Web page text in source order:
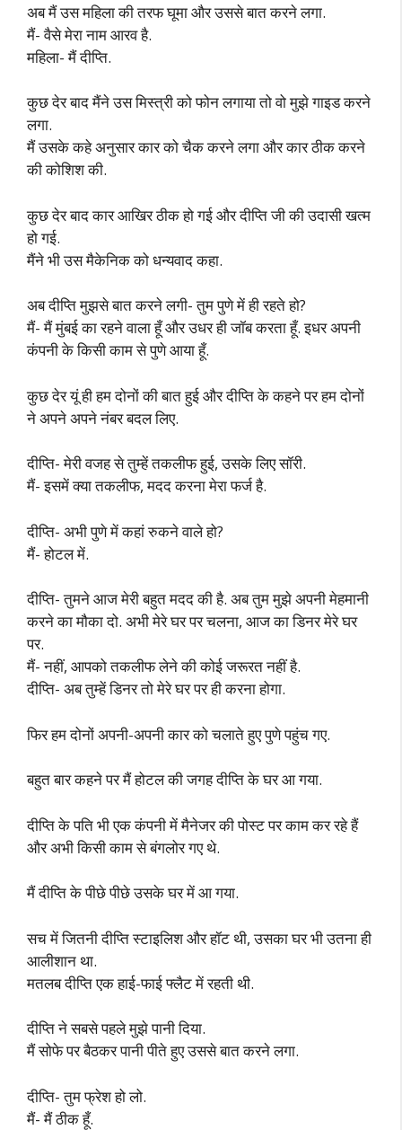
अब मैं उस महिला की तरफ घूमा और उससे बात करने लगा.
मैं- वैसे मेरा नाम आरव है.
महिला- मैं दीप्ति.
कुछ देर बाद मैंने उस मिस्त्री को फोन लगाया तो वो मुझे गाइड करने
लगा.
मैं उसके कहे अनुसार कार को चैक करने लगा और कार ठीक करने
की कोशिश की.
कुछ देर बाद कार आखिर ठीक हो गई और दीप्ति जी की उदासी खत्म
हो गई.
मैंने भी उस मैकेनिक को धन्यवाद कहा.
अब दीप्ति मुझसे बात करने लगी- तुम पुणे में ही रहते हो?
मैं- मैं मुंबई का रहने वाला हूँ और उधर ही जॉब करता हूँ. इधर अपनी
कंपनी के किसी काम से पुणे आया हूँ.
कुछ देर यूं ही हम दोनों की बात हुई और दीप्ति के कहने पर हम दोनों
ने अपने अपने नंबर बदल लिए.
दीप्ति- मेरी वजह से तुम्हें तकलीफ हुई, उसके लिए सॉरी.
मैं- इसमें क्या तकलीफ, मदद करना मेरा फर्ज है.
दीप्ति- अभी पुणे में कहां रुकने वाले हो?
मैं- होटल में.
दीप्ति- तुमने आज मेरी बहुत मदद की है. अब तुम मुझे अपनी मेहमानी
करने का मौका दो. अभी मेरे घर पर चलना, आज का डिनर मेरे घर
पर.
मैं- नहीं, आपको तकलीफ लेने की कोई जरूरत नहीं है.
दीप्ति- अब तुम्हें डिनर तो मेरे घर पर ही करना होगा.
फिर हम दोनों अपनी-अपनी कार को चलाते हुए पुणे पहुंच गए.
बहुत बार कहने पर मैं होटल की जगह दीप्ति के घर आ गया.
दीप्ति के पति भी एक कंपनी में मैनेजर की पोस्ट पर काम कर रहे हैं
और अभी किसी काम से बंगलोर गए थे.
मैं दीप्ति के पीछे पीछे उसके घर में आ गया.
सच में जितनी दीप्ति स्टाइलिश और हॉट थी, उसका घर भी उतना ही
आलीशान था.
मतलब दीप्ति एक हाई-फाई फ्लैट में रहती थी.
दीप्ति ने सबसे पहले मुझे पानी दिया.
मैं सोफे पर बैठकर पानी पीते हुए उससे बात करने लगा.
दीप्ति- तुम फ्रेश हो लो.
मैं- मैं ठीक हूँ.